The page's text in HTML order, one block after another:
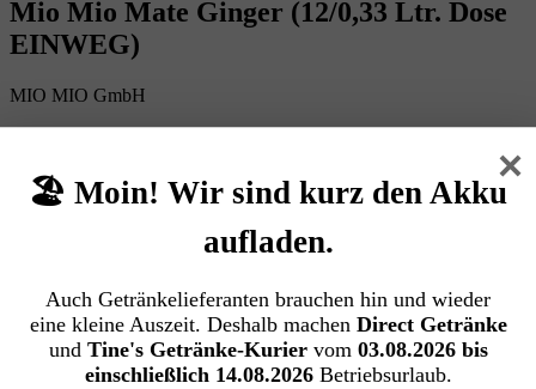
Mio Mio Mate Ginger (12/0,33 Ltr. Dose
EINWEG)
MIO MIO GmbH
×
🏖️ Moin! Wir sind kurz den Akku
aufladen.
Auch Getränkelieferanten brauchen hin und wieder
eine kleine Auszeit. Deshalb machen Direct Getränke
und Tine's Getränke-Kuriervom 03.08.2026 bis
einschließlich 14.08.2026Betriebsurlaub.